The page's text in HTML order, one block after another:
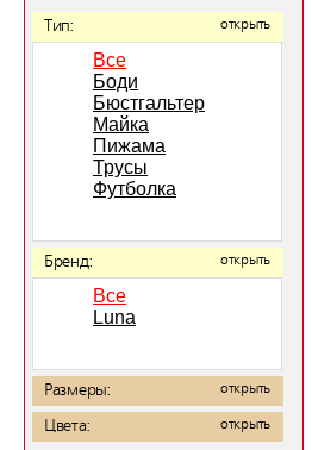
Тип: открыть
Все
Боди
Бюстгальтер
Майка
Пижама
Трусы
Футболка
Бренд: открыть
Все
Luna
Размеры: открыть
Цвета: открыть